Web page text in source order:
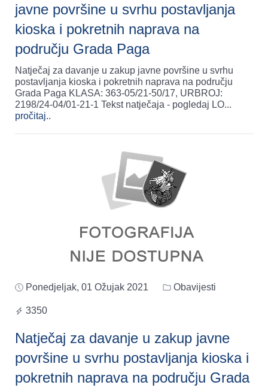
javne površine u svrhu postavljanja
kioska i pokretnih naprava na
području Grada Paga
Natječaj za davanje u zakup javne površine u svrhu
postavljanja kioska i pokretnih naprava na području
Grada Paga KLASA: 363-05/21-50/17, URBROJ:
2198/24-04/01-21-1 Tekst natječaja - pogledaj LO...
pročitaj..
Ponedjeljak, 01 Ožujak 2021 Obavijesti
3350
Natječaj za davanje u zakup javne
površine u svrhu postavljanja kioska i
pokretnih naprava na području Grada